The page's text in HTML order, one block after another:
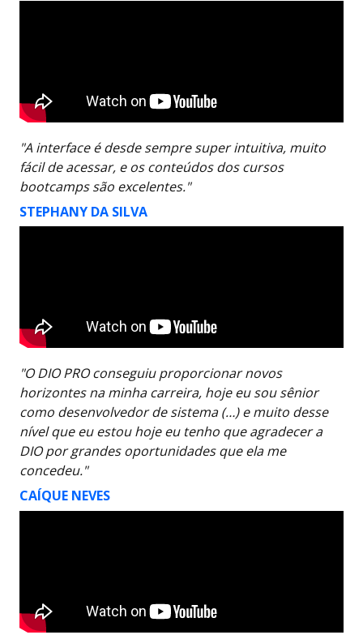
"A interface é desde sempre super intuitiva, muito
fácil de acessar, e os conteúdos dos cursos
bootcamps são excelentes."
STEPHANY DA SILVA
"O DIO PRO conseguiu proporcionar novos
horizontes na minha carreira, hoje eu sou sênior
como desenvolvedor de sistema (…) e muito desse
nível que eu estou hoje eu tenho que agradecer a
DIO por grandes oportunidades que ela me
concedeu."
CAÍQUE NEVES